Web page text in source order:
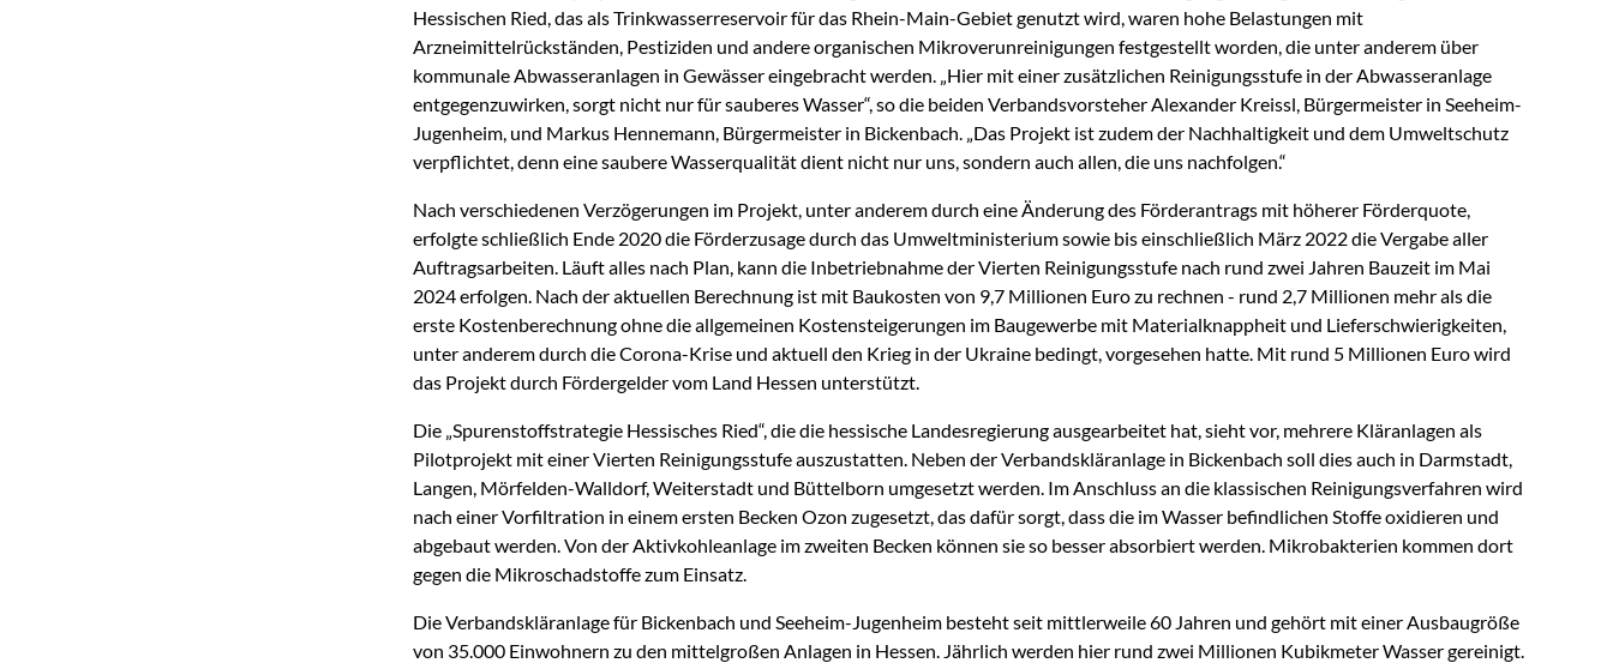
Hessischen Ried, das als Trinkwasserreservoir für das Rhein-Main-Gebiet genutzt wird, waren hohe Belastungen mit
Arzneimittelrückständen, Pestiziden und andere organischen Mikroverunreinigungen festgestellt worden, die unter anderem über
kommunale Abwasseranlagen in Gewässer eingebracht werden. „Hier mit einer zusätzlichen Reinigungsstufe in der Abwasseranlage
entgegenzuwirken, sorgt nicht nur für sauberes Wasser“, so die beiden Verbandsvorsteher Alexander Kreissl, Bürgermeister in Seeheim-
Jugenheim, und Markus Hennemann, Bürgermeister in Bickenbach. „Das Projekt ist zudem der Nachhaltigkeit und dem Umweltschutz
verpflichtet, denn eine saubere Wasserqualität dient nicht nur uns, sondern auch allen, die uns nachfolgen.“
Nach verschiedenen Verzögerungen im Projekt, unter anderem durch eine Änderung des Förderantrags mit höherer Förderquote,
erfolgte schließlich Ende 2020 die Förderzusage durch das Umweltministerium sowie bis einschließlich März 2022 die Vergabe aller
Auftragsarbeiten. Läuft alles nach Plan, kann die Inbetriebnahme der Vierten Reinigungsstufe nach rund zwei Jahren Bauzeit im Mai
2024 erfolgen. Nach der aktuellen Berechnung ist mit Baukosten von 9,7 Millionen Euro zu rechnen - rund 2,7 Millionen mehr als die
erste Kostenberechnung ohne die allgemeinen Kostensteigerungen im Baugewerbe mit Materialknappheit und Lieferschwierigkeiten,
unter anderem durch die Corona-Krise und aktuell den Krieg in der Ukraine bedingt, vorgesehen hatte. Mit rund 5 Millionen Euro wird
das Projekt durch Fördergelder vom Land Hessen unterstützt.
Die „Spurenstoffstrategie Hessisches Ried“, die die hessische Landesregierung ausgearbeitet hat, sieht vor, mehrere Kläranlagen als
Pilotprojekt mit einer Vierten Reinigungsstufe auszustatten. Neben der Verbandskläranlage in Bickenbach soll dies auch in Darmstadt,
Langen, Mörfelden-Walldorf, Weiterstadt und Büttelborn umgesetzt werden. Im Anschluss an die klassischen Reinigungsverfahren wird
nach einer Vorfiltration in einem ersten Becken Ozon zugesetzt, das dafür sorgt, dass die im Wasser befindlichen Stoffe oxidieren und
abgebaut werden. Von der Aktivkohleanlage im zweiten Becken können sie so besser absorbiert werden. Mikrobakterien kommen dort
gegen die Mikroschadstoffe zum Einsatz.
Die Verbandskläranlage für Bickenbach und Seeheim-Jugenheim besteht seit mittlerweile 60 Jahren und gehört mit einer Ausbaugröße
von 35.000 Einwohnern zu den mittelgroßen Anlagen in Hessen. Jährlich werden hier rund zwei Millionen Kubikmeter Wasser gereinigt.